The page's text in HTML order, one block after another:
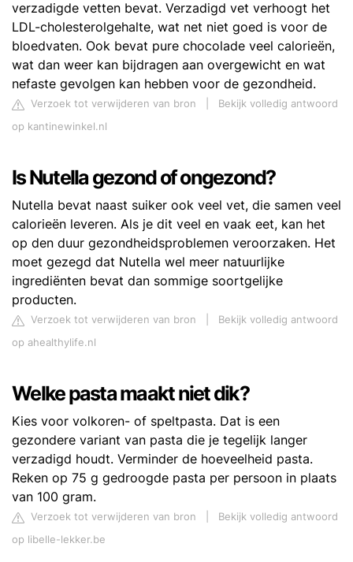
verzadigde vetten bevat. Verzadigd vet verhoogt het
LDL-cholesterolgehalte, wat net niet goed is voor de
bloedvaten. Ook bevat pure chocolade veel calorieën,
wat dan weer kan bijdragen aan overgewicht en wat
nefaste gevolgen kan hebben voor de gezondheid.
Verzoek tot verwijderen van bron
Bekijk volledig antwoord
op kantinewinkel.nl
Is Nutella gezond of ongezond?
Nutella bevat naast suiker ook veel vet, die samen veel
calorieën leveren. Als je dit veel en vaak eet, kan het
op den duur gezondheidsproblemen veroorzaken. Het
moet gezegd dat Nutella wel meer natuurlijke
ingrediënten bevat dan sommige soortgelijke
producten.
Verzoek tot verwijderen van bron
Bekijk volledig antwoord
op ahealthylife.nl
Welke pasta maakt niet dik?
Kies voor volkoren- of speltpasta. Dat is een
gezondere variant van pasta die je tegelijk langer
verzadigd houdt. Verminder de hoeveelheid pasta.
Reken op 75 g gedroogde pasta per persoon in plaats
van 100 gram.
Verzoek tot verwijderen van bron
Bekijk volledig antwoord
op libelle-lekker.be